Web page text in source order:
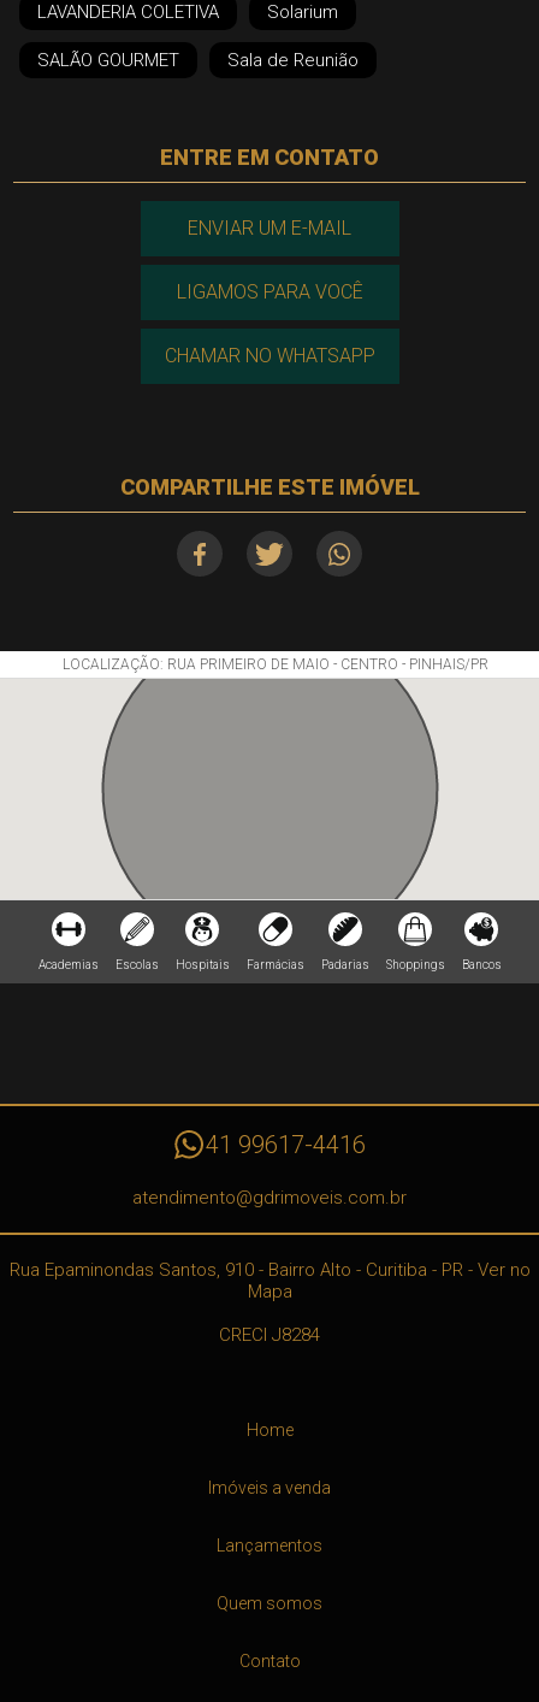
LAVANDERIA COLETIVA Solarium
SALÃO GOURMET Sala de Reunião
ENTRE EM CONTATO
ENVIAR UM E-MAIL
LIGAMOS PARA VOCÊ
CHAMAR NO WHATSAPP
COMPARTILHE ESTE IMÓVEL
LOCALIZAÇÃO: RUA PRIMEIRO DE MAIO - CENTRO - PINHAIS/PR
Academias Escolas Hospitais Farmácias Padarias Shoppings Bancos
41 99617-4416
atendimento@gdrimoveis.com.br
Rua Epaminondas Santos, 910 - Bairro Alto - Curitiba - PR- Ver no
Mapa
CRECI J8284
Home
Imóveis a venda
Lançamentos
Quem somos
Contato